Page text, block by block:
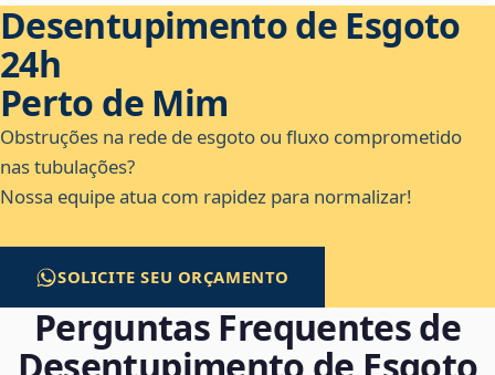
Desentupimento de Esgoto
24h
Perto de Mim
Obstruções na rede de esgoto ou fluxo comprometido
nas tubulações?
Nossa equipe atua com rapidez para normalizar!
SOLICITE SEU ORÇAMENTO
Perguntas Frequentes de